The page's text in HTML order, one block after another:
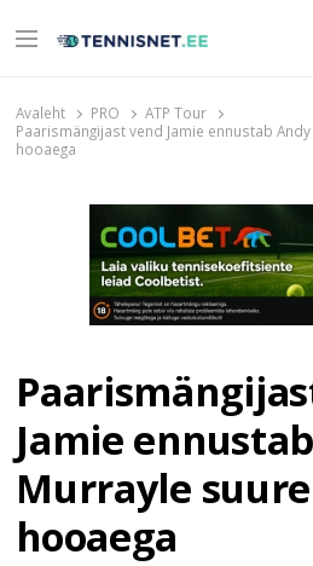
Menu
Avaleht PRO
ATP Tour
Paarismängijast vend Jamie ennustab
hooaega
Jamie
Murrayle
hooaega